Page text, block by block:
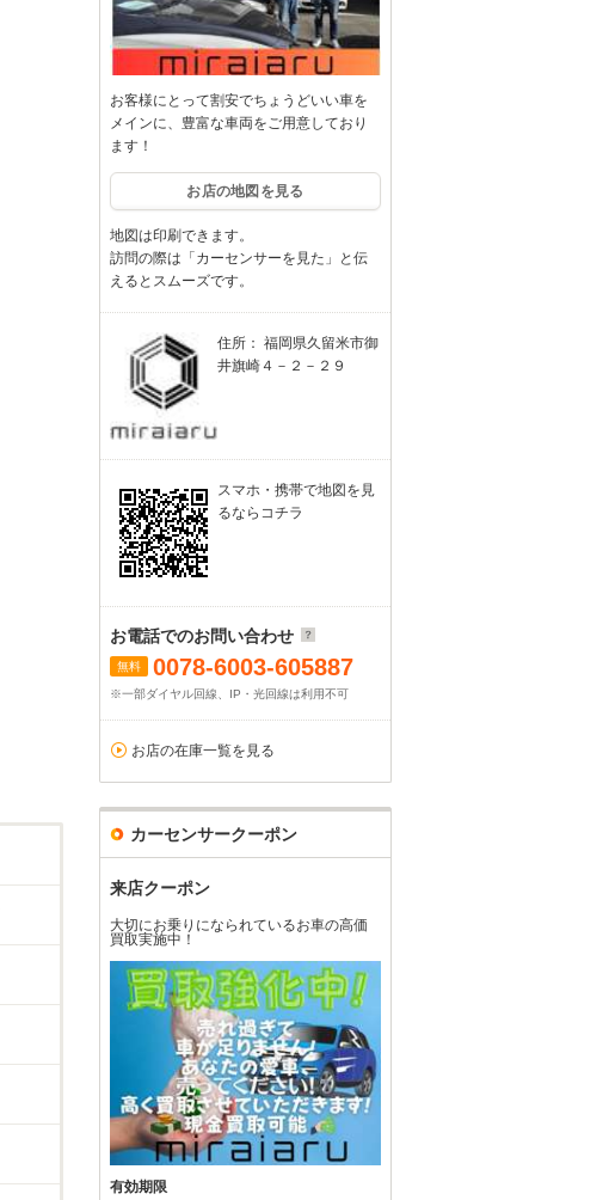
お客様にとって割安でちょうどいい車を
メインに、豊富な車両をご用意しており
ます！
お店の地図を見る
地図は印刷できます。
訪問の際は「カーセンサーを見た」と伝
えるとスムーズです。
住所： 福岡県久留米市御
井旗崎４－２－２９
スマホ・携帯で地図を見
るならコチラ
お電話でのお問い合わせ
無料 0078-6003-605887
※一部ダイヤル回線、IP・光回線は利用不可
お店の在庫一覧を見る
カーセンサークーポン
来店クーポン
大切にお乗りになられているお車の高価
買取実施中！
有効期限